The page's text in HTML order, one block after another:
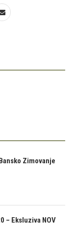
Zimovanje
– Eksluziva NOV